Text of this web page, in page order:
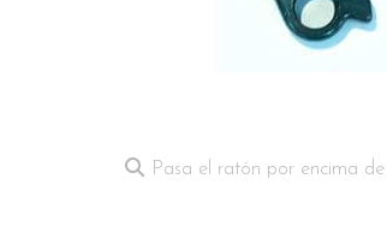
Pasa el ratón por encima